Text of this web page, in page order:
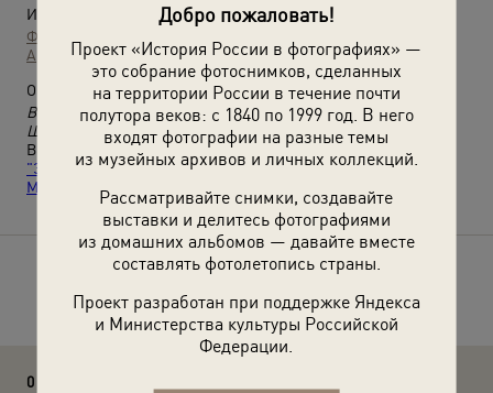
Добро пожаловать!
Проект «История России в фотографиях» —
это собрание фотоснимков, сделанных
на территории России в течение почти
полутора веков: с 1840 по 1999 год. В него
входят фотографии на разные темы
из музейных архивов и личных коллекций.
Рассматривайте снимки, создавайте
выставки и делитесь фотографиями
из домашних альбомов — давайте вместе
составлять фотолетопись страны.
Проект разработан при поддержке Яндекса
и Министерства культуры Российской
Федерации.
Источники:
Фотографии пользователей russiainphoto.ru
Архив Сергея Медведева
О фотографии:
В гостях у Марии Медведевой ее подруга по учебе и работе
Шаргородская.
Выставка
«Фотоальбом защитницы Отечества. Часть 5.
"Завтра была война". Удивительной во всем девушке Марии
Медведевой посвящается»
Расскажите друзьям об этом фото
0 комментариев